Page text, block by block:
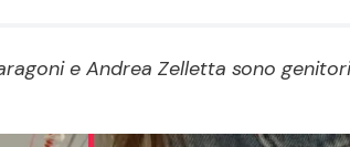
Ricette
e Andrea Zelletta sono